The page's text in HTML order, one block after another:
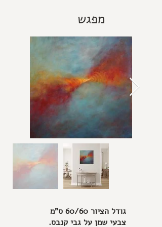
מפגש
גודל הציור 60/60 ס"מ
צבעי שמן על גבי קנבס.